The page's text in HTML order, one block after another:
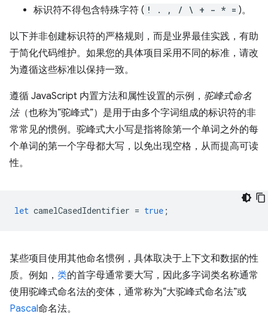
标识符不得包含特殊字符 ( ! . , / \ + - * = )。
以下并非创建标识符的严格规则，而是业界最佳实践，有助
于简化代码维护。如果您的具体项目采用不同的标准，请改
为遵循这些标准以保持一致。
遵循 JavaScript 内置方法和属性设置的示例， 驼峰式命名
法（也称为“驼峰式”）是用于由多个字词组成的标识符的非
常常见的惯例。驼峰式大小写是指将除第一个单词之外的每
个单词的第一个字母都大写，以免出现空格，从而提高可读
性。
let camelCasedIdentifier = true ;
某些项目使用其他命名惯例，具体取决于上下文和数据的性
质。例如， 类的首字母通常要大写，因此多字词类名称通常
使用驼峰式命名法的变体，通常称为“大驼峰式命名法”或
Pascal命名法。